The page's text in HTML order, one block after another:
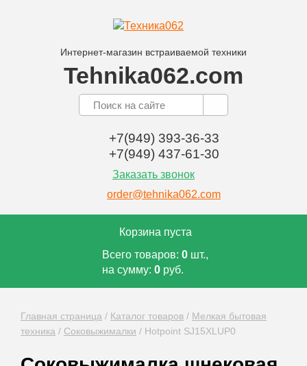
Интернет-магазин встраиваемой техники
Tehnika062.com
+7(949) 393-36-33
+7(949) 437-61-30
Заказать звонок
order@tehnika062.com
Корзина пуста
Всего товаров: 0 шт.,
на сумму: 0 руб.
Главная страница / Каталог товаров / Мелкая бытовая
техника / Соковыжималки / Hotpoint SJ15XLUP0